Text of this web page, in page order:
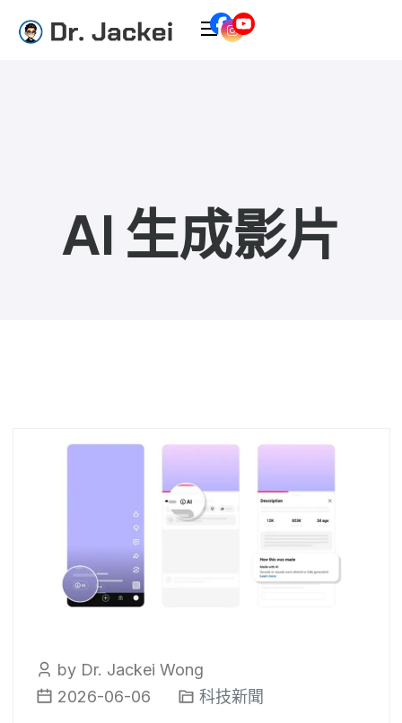
AI 生成影片
by Dr. Jackei Wong
2026-06-06
科技新聞